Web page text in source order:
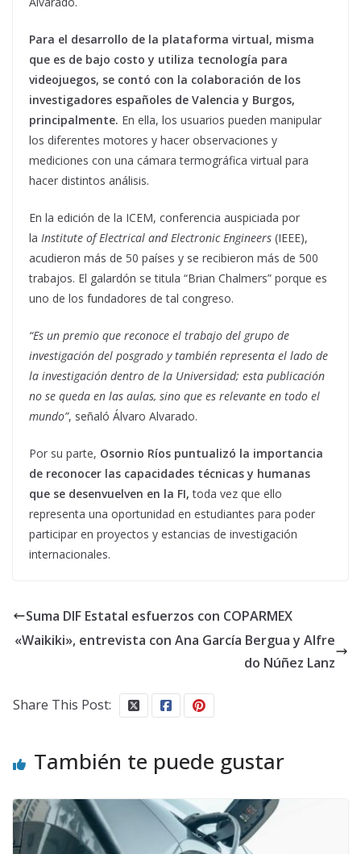
Para el desarrollo de la plataforma virtual, misma
que es de bajo costo y utiliza tecnología para
videojuegos, se contó con la colaboración de los
investigadores españoles de Valencia y Burgos,
principalmente. En ella, los usuarios pueden manipular
los diferentes motores y hacer observaciones y
mediciones con una cámara termográfica virtual para
hacer distintos análisis.
En la edición de la ICEM, conferencia auspiciada por
la Institute of Electrical and Electronic Engineers (IEEE),
acudieron más de 50 países y se recibieron más de 500
trabajos. El galardón se titula “Brian Chalmers” porque es
uno de los fundadores de tal congreso.
“Es un premio que reconoce el trabajo del grupo de
investigación del posgrado y también representa el lado de
la investigación dentro de la Universidad; esta publicación
no se queda en las aulas, sino que es relevante en todo el
mundo”, señaló Álvaro Alvarado.
Por su parte, Osornio Ríos puntualizó la importancia
de reconocer las capacidades técnicas y humanas
que se desenvuelven en la FI, toda vez que ello
representa una oportunidad en estudiantes para poder
participar en proyectos y estancias de investigación
internacionales.
Suma DIF Estatal esfuerzos con COPARMEX
«Waikiki», entrevista con Ana García Bergua y Alfre
do Núñez Lanz
Share This Post:
También te puede gustar